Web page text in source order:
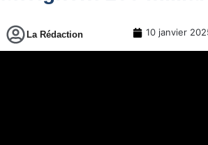
La Rédaction 10 janvier